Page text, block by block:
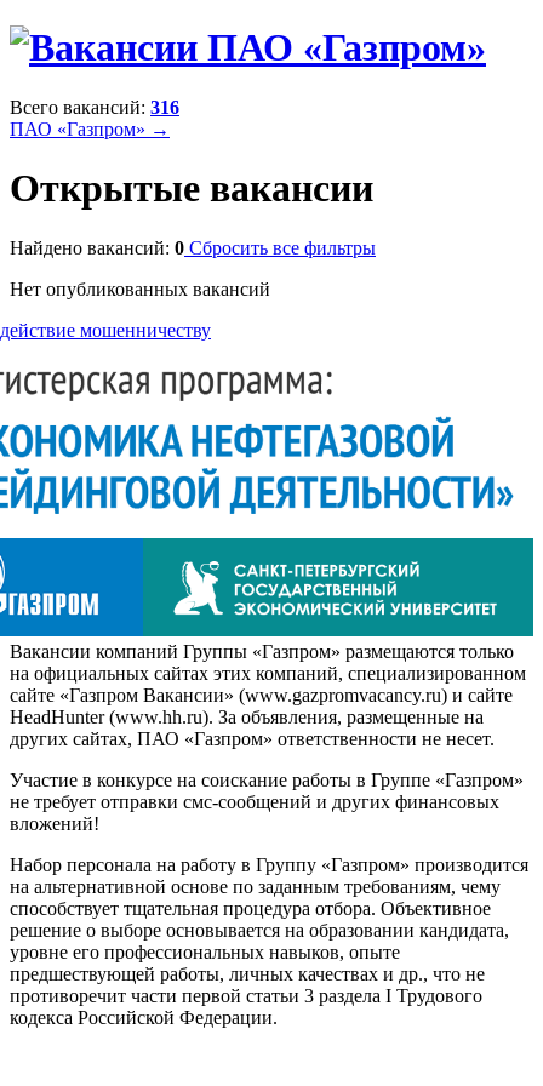
Всего вакансий: 316
ПАО «Газпром» →
Открытые вакансии
Найдено вакансий: 0 Сбросить все фильтры
Нет опубликованных вакансий
мошенничеству
Вакансии компаний Группы «Газпром» размещаются только
на официальных сайтах этих компаний, специализированном
сайте «Газпром Вакансии» (www.gazpromvacancy.ru) и сайте
HeadHunter (www.hh.ru). За объявления, размещенные на
других сайтах, ПАО «Газпром» ответственности не несет.
Участие в конкурсе на соискание работы в Группе «Газпром»
не требует отправки смс-сообщений и других финансовых
вложений!
Набор персонала на работу в Группу «Газпром» производится
на альтернативной основе по заданным требованиям, чему
способствует тщательная процедура отбора. Объективное
решение о выборе основывается на образовании кандидата,
уровне его профессиональных навыков, опыте
предшествующей работы, личных качествах и др., что не
противоречит части первой статьи 3 раздела I Трудового
кодекса Российской Федерации.